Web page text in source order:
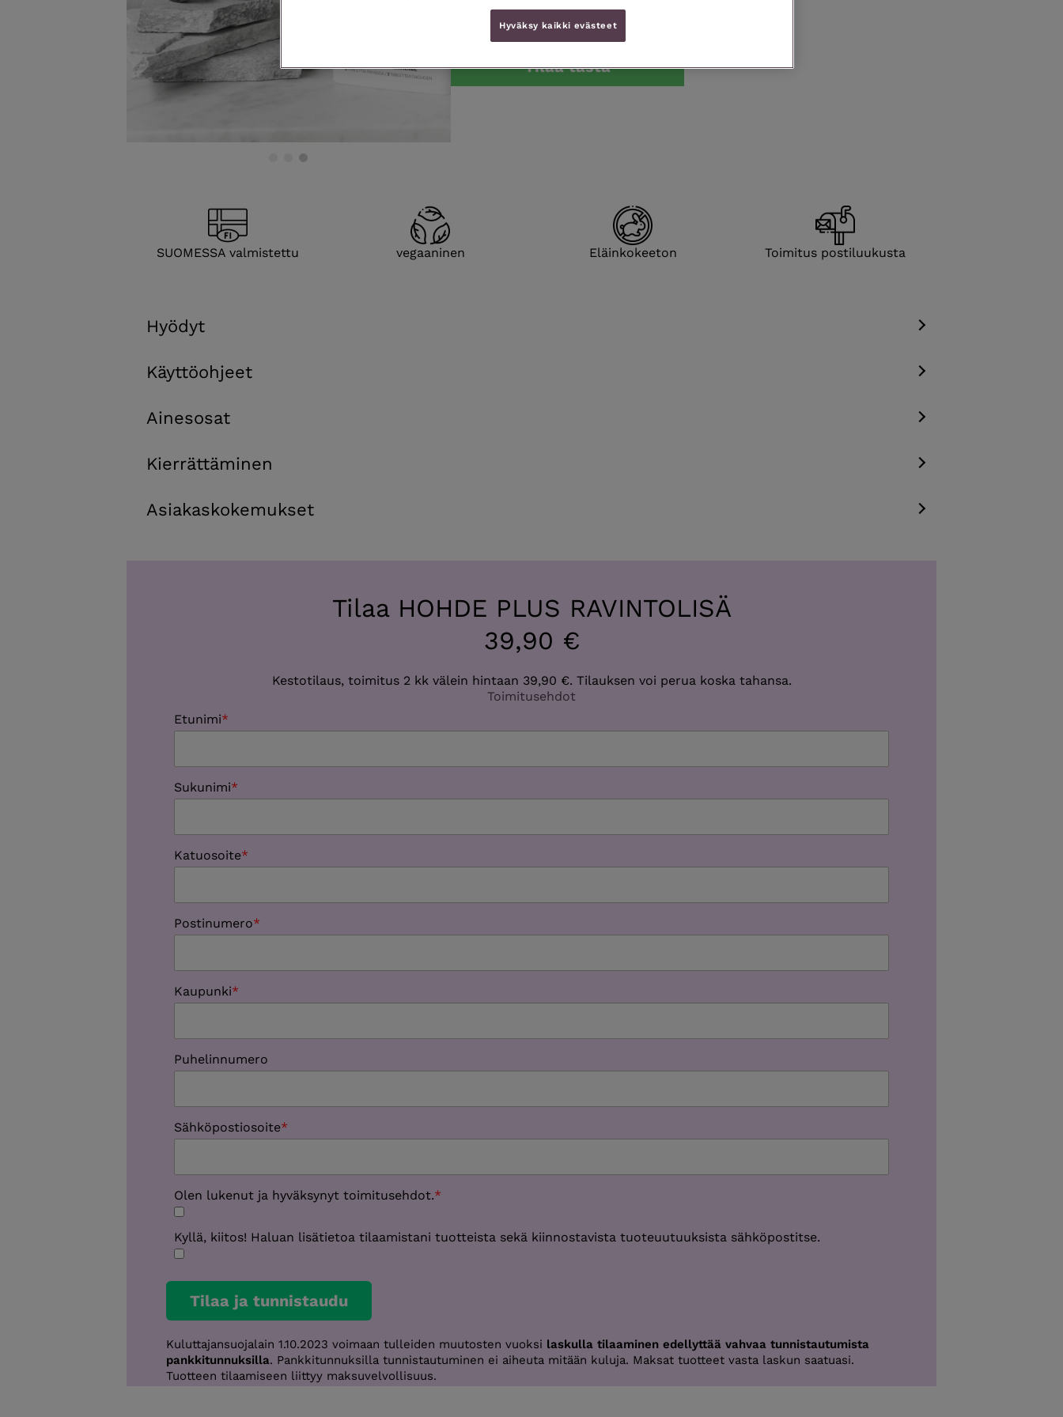
44,90 €
Tilaa tästä
SUOMESSA valmistettu vegaaninen Eläin­kokeeton Toimitus posti­luukusta
Hyödyt
Käyttöohjeet
Ainesosat
Kierrättäminen
Asiakaskokemukset
Tilaa HOHDE PLUS RAVINTOLISÄ
39,90 €
Kestotilaus, toimitus 2 kk välein hintaan 39,90 €. Tilauksen voi perua koska tahansa.
Toimitusehdot
Etunimi
Sukunimi
Katuosoite
Postinumero
Kaupunki
Puhelinnumero
Sähköpostiosoite
Olen lukenut ja hyväksynyt toimitusehdot.
Kyllä, kiitos! Haluan lisätietoa tilaamistani tuotteista sekä kiinnostavista tuoteuutuuksista sähköpostitse.
Tilaa ja tunnistaudu
Kuluttajansuojalain 1.10.2023 voimaan tulleiden muutosten vuoksi laskulla tilaaminen edellyttää vahvaa tunnistautumista
pankkitunnuksilla. Pankkitunnuksilla tunnistautuminen ei aiheuta mitään kuluja. Maksat tuotteet vasta laskun saatuasi.
Tuotteen tilaamiseen liittyy maksuvelvollisuus.
Hyväksy kaikki evästeet